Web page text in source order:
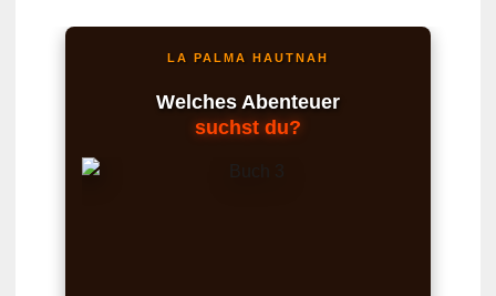
LA PALMA HAUTNAH
Welches Abenteuer
suchst du?